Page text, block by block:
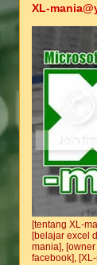
XL-
[tentang XL-
[belajar excel
mania],
facebook],